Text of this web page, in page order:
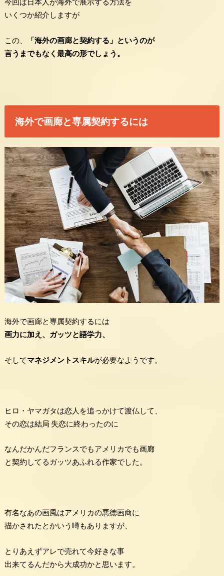
いくつか紹介しますが
この、
「海外の画廊と契約する」というのが
言うまでもなく最高の形でしょう。
海外で画廊と専属契約するには
海外で画廊と専属契約するには
画力に加え、ガッツと語学力、
そしてマネジメントスキルが必要なようです。
ヒロ・ヤマガタは恋人を追っかけて渡仏して、
その恋は結局 失恋に終わったのに
なんだかんだフランスでもアメリカでも画廊
と契約してるガッツあふれる作家でした。
有名なあの画風はアメリカの悪徳画商に
描かされたとかいう噂もありますが、
とりあえずアレで売れて今好きな事
出来てるんだから大成功かと思います。